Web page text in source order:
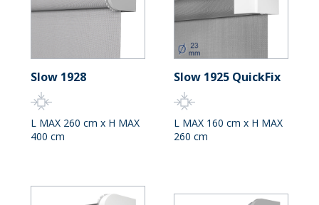
Slow 1928
L MAX 260 cm x H MAX
400 cm
Slow 1925 QuickFix
L MAX 160 cm x H MAX
260 cm